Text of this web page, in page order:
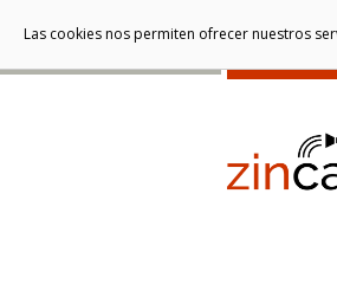
Las cookies nos permiten ofrecer nuestros